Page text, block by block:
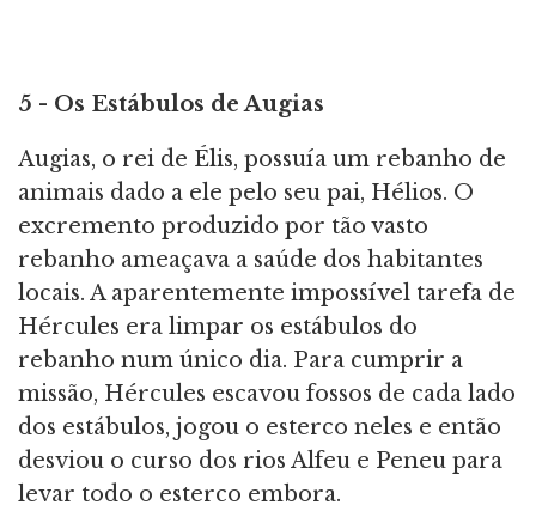
5 - Os Estábulos de Augias
Augias, o rei de Élis, possuía um rebanho de
animais dado a ele pelo seu pai, Hélios. O
excremento produzido por tão vasto
rebanho ameaçava a saúde dos habitantes
locais. A aparentemente impossível tarefa de
Hércules era limpar os estábulos do
rebanho num único dia. Para cumprir a
missão, Hércules escavou fossos de cada lado
dos estábulos, jogou o esterco neles e então
desviou o curso dos rios Alfeu e Peneu para
levar todo o esterco embora.